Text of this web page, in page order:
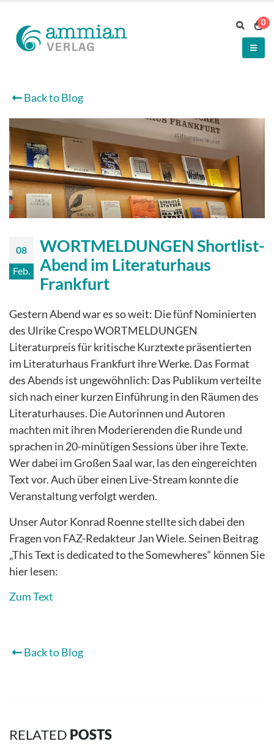
0
Back to Blog
08
Feb.
WORTMELDUNGEN Shortlist-
Abend im Literaturhaus
Frankfurt
Gestern Abend war es so weit: Die fünf Nominierten
des Ulrike Crespo WORTMELDUNGEN
Literaturpreis für kritische Kurztexte präsentierten
im Literaturhaus Frankfurt ihre Werke. Das Format
des Abends ist ungewöhnlich: Das Publikum verteilte
sich nach einer kurzen Einführung in den Räumen des
Literaturhauses. Die Autorinnen und Autoren
machten mit ihren Moderierenden die Runde und
sprachen in 20-minütigen Sessions über ihre Texte.
Wer dabei im Großen Saal war, las den eingereichten
Text vor. Auch über einen Live-Stream konnte die
Veranstaltung verfolgt werden.
Unser Autor Konrad Roenne stellte sich dabei den
Fragen von FAZ-Redakteur Jan Wiele. Seinen Beitrag
„This Text is dedicated to the Somewheres“ können Sie
hier lesen:
Zum Text
Back to Blog
RELATED POSTS